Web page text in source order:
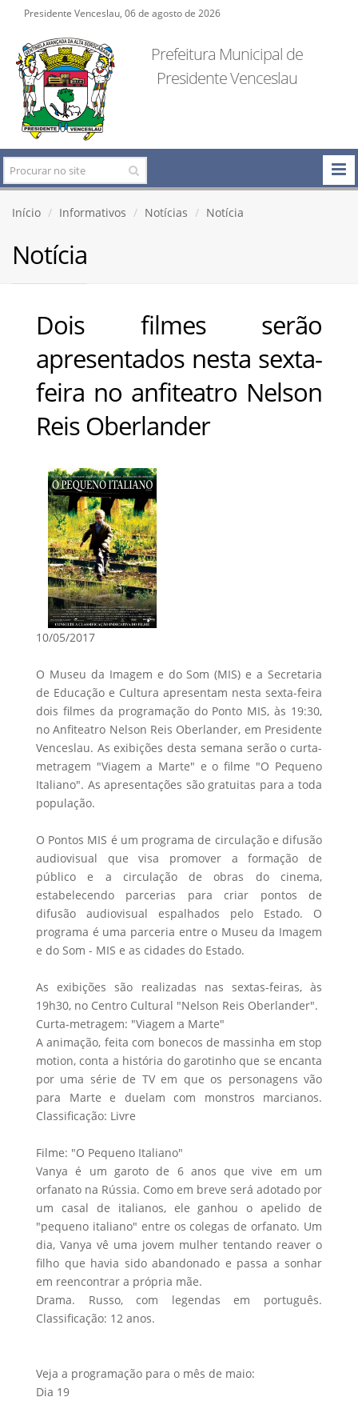
Presidente Venceslau, 06 de agosto de 2026
Prefeitura Municipal de
Presidente Venceslau
Início Informativos Notícias Notícia
Notícia
Dois filmes serão
apresentados nesta sexta-
feira no anfiteatro Nelson
Reis Oberlander
10/05/2017
O Museu da Imagem e do Som (MIS) e a Secretaria
de Educação e Cultura apresentam nesta sexta-feira
dois filmes da programação do Ponto MIS, às 19:30,
no Anfiteatro Nelson Reis Oberlander, em Presidente
Venceslau. As exibições desta semana serão o curta-
metragem "Viagem a Marte" e o filme "O Pequeno
Italiano". As apresentações são gratuitas para a toda
população.
O Pontos MIS é um programa de circulação e difusão
audiovisual que visa promover a formação de
público e a circulação de obras do cinema,
estabelecendo parcerias para criar pontos de
difusão audiovisual espalhados pelo Estado. O
programa é uma parceria entre o Museu da Imagem
e do Som - MIS e as cidades do Estado.
As exibições são realizadas nas sextas-feiras, às
19h30, no Centro Cultural "Nelson Reis Oberlander".
Curta-metragem: "Viagem a Marte"
A animação, feita com bonecos de massinha em stop
motion, conta a história do garotinho que se encanta
por uma série de TV em que os personagens vão
para Marte e duelam com monstros marcianos.
Classificação: Livre
Filme: "O Pequeno Italiano"
Vanya é um garoto de 6 anos que vive em um
orfanato na Rússia. Como em breve será adotado por
um casal de italianos, ele ganhou o apelido de
"pequeno italiano" entre os colegas de orfanato. Um
dia, Vanya vê uma jovem mulher tentando reaver o
filho que havia sido abandonado e passa a sonhar
em reencontrar a própria mãe.
Drama. Russo, com legendas em português.
Classificação: 12 anos.
Veja a programação para o mês de maio:
Dia 19